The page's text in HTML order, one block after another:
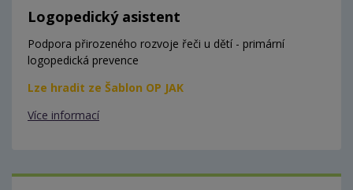
Logopedický asistent
Podpora přirozeného rozvoje řeči u dětí - primární
logopedická prevence
Lze hradit ze Šablon OP JAK
Více informací